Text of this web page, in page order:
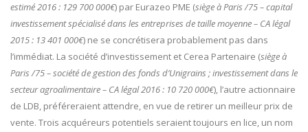
estimé 2016 : 129 700 000€) par Eurazeo PME (siège à Paris /75 – capital
investissement spécialisé dans les entreprises de taille moyenne – CA légal
2015 : 13 401 000€) ne se concrétisera probablement pas dans
l’immédiat. La société d’investissement et Cerea Partenaire (siège à
Paris /75 – société de gestion des fonds d’Unigrains ; investissement dans le
secteur agroalimentaire – CA légal 2016 : 10 720 000€), l’autre actionnaire
de LDB, préféreraient attendre, en vue de retirer un meilleur prix de
vente. Trois acquéreurs potentiels seraient toujours en lice, un nom